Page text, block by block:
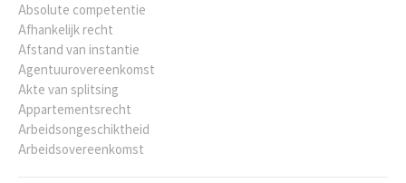
Absolute competentie
Afhankelijk recht
Afstand van instantie
Agentuurovereenkomst
Akte van splitsing
Appartementsrecht
Arbeidsongeschiktheid
Arbeidsovereenkomst